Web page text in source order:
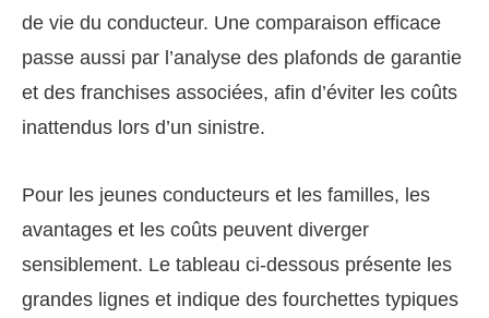
de vie du conducteur. Une comparaison efficace
passe aussi par l’analyse des plafonds de garantie
et des franchises associées, afin d’éviter les coûts
inattendus lors d’un sinistre.
Pour les jeunes conducteurs et les familles, les
avantages et les coûts peuvent diverger
sensiblement. Le tableau ci-dessous présente les
grandes lignes et indique des fourchettes typiques